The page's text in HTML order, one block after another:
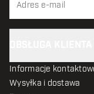
Informacje
Wysyłka i dostawa